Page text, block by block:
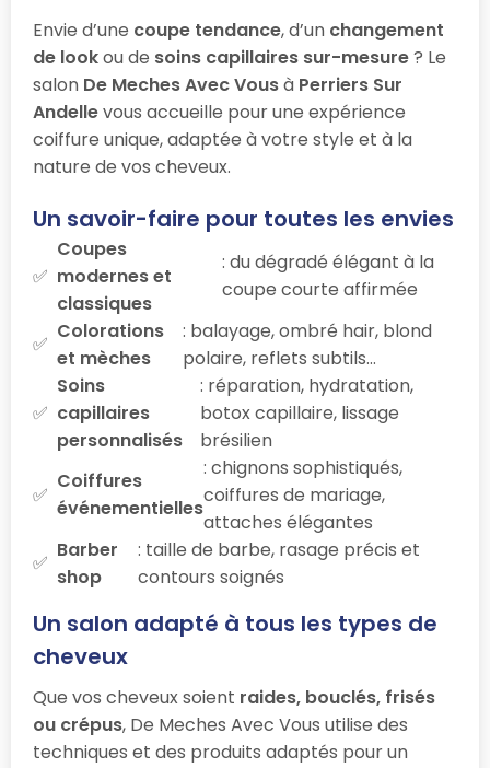
Envie d’une coupe tendance, d’un changement
de lookou de soins capillaires sur-mesure? Le
salon De Meches Avec Vousà Perriers Sur
Andellevous accueille pour une expérience
coiffure unique, adaptée à votre style et à la
nature de vos cheveux.
Un savoir-faire pour toutes les envies
Coupes
modernes et
classiques
: du dégradé élégant à la
coupe courte affirmée
Colorations
et mèches
: balayage, ombré hair, blond
polaire, reflets subtils…
Soins
capillaires
personnalisés
: réparation, hydratation,
botox capillaire, lissage
brésilien
Coiffures
événementielles
: chignons sophistiqués,
coiffures de mariage,
attaches élégantes
Barber
shop
: taille de barbe, rasage précis et
contours soignés
Un salon adapté à tous les types de
cheveux
Que vos cheveux soient raides, bouclés, frisés
ou crépus, De Meches Avec Vous utilise des
techniques et des produits adaptés pour un